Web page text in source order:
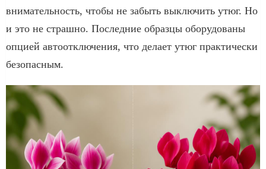
внимательность, чтобы не забыть выключить утюг. Но
и это не страшно. Последние образцы оборудованы
опцией автоотключения, что делает утюг практически
безопасным.